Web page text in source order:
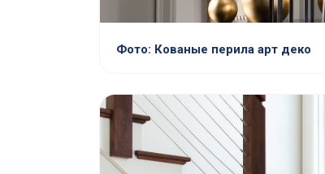
Фото: Кованые перила арт деко